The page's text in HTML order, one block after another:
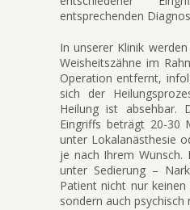
entsprechenden
In unserer Klinik
Weisheitszähne im
Operation entfernt,
sich der
Heilung ist absehbar.
Eingriffs beträgt 20-30
unter Lokalanästhesie
je nach Ihrem Wunsch.
unter Sedierung –
Patient nicht nur
sondern auch